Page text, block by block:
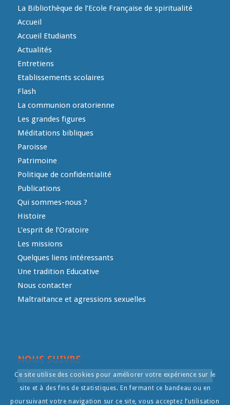
La Bibliothèque de l’Ecole Française de spiritualité
Accueil
Accueil Etudiants
Actualités
Entretiens
Etablissements scolaires
Flash
La communion oratorienne
Les grandes figures
Méditations bibliques
Paroisse
Patrimoine
Politique de confidentialité
Publications
Qui sommes-nous ?
Histoire
L’esprit de l’Oratoire
Les missions
Quelques liens intéressants
Une tradition Educative
Nous contacter
Maltraitance et agressions sexuelles
NOUS SUIVRE
Ce site utilise des cookies pour améliorer votre expérience sur le
site et à des fins de statistiques. En fermant ce bandeau ou en
poursuivant votre navigation sur ce site, vous acceptez l’utilisation